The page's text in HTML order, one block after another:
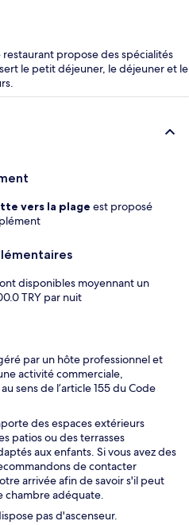
restaurant propose des spécialités
le petit déjeuner, le déjeuner et le
vers la plage est proposé
disponibles moyennant un
TRY par nuit
par un hôte professionnel et
activité commerciale,
sens de l’article 155 du Code
des espaces extérieurs
patios ou des terrasses
aux enfants. Si vous avez des
de contacter
arrivée afin de savoir s'il peut
chambre adéquate.
pas d'ascenseur.